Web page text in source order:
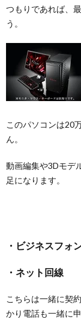
つもりであれば、
う。
このパソコンは20
ん。
動画編集や3Dモデ
足になります。
・ビジネスフォ
・ネット回線
こちらは一緒に契
かり電話も一緒に